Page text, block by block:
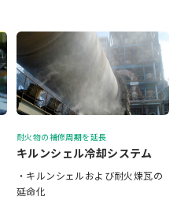
耐火物の補修周期を延長
キルンシェル冷却システム
・キルンシェルおよび耐火煉瓦の
延命化